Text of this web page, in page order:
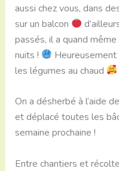
aussi chez vous, dans
sur un balcon
passés, il a quand
nuits !
les légumes au chaud
On a désherbé à l’aide
et déplacé toutes les
semaine prochaine !
Entre chantiers et